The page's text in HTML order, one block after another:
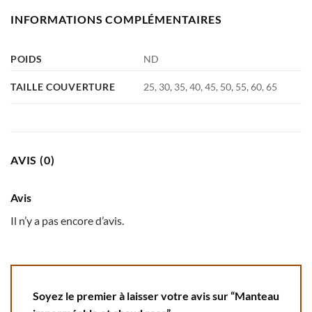
INFORMATIONS COMPLÉMENTAIRES
POIDS ND
TAILLE COUVERTURE 25, 30, 35, 40, 45, 50, 55, 60, 65
AVIS (0)
Avis
Il n’y a pas encore d’avis.
Soyez le premier à laisser votre avis sur “Manteau